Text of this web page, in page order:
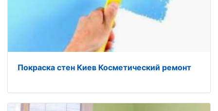
Покраска стен Киев Косметический ремонт